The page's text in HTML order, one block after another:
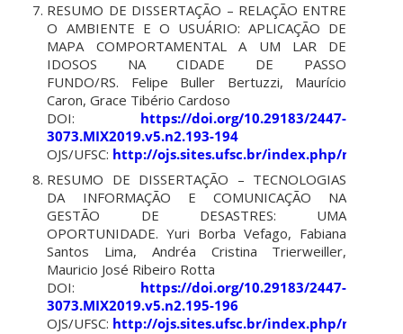
RESUMO DE DISSERTAÇÃO – RELAÇÃO ENTRE
O AMBIENTE E O USUÁRIO: APLICAÇÃO DE
MAPA COMPORTAMENTAL A UM LAR DE
IDOSOS NA CIDADE DE PASSO
FUNDO/RS. Felipe Buller Bertuzzi, Maurício
Caron, Grace Tibério Cardoso
DOI: https://doi.org/10.29183/2447-
3073.MIX2019.v5.n2.193-194
OJS/UFSC: http://ojs.sites.ufsc.br/index.php/
RESUMO DE DISSERTAÇÃO – TECNOLOGIAS
DA INFORMAÇÃO E COMUNICAÇÃO NA
GESTÃO DE DESASTRES: UMA
OPORTUNIDADE. Yuri Borba Vefago, Fabiana
Santos Lima, Andréa Cristina Trierweiller,
Mauricio José Ribeiro Rotta
DOI: https://doi.org/10.29183/2447-
3073.MIX2019.v5.n2.195-196
OJS/UFSC: http://ojs.sites.ufsc.br/index.php/